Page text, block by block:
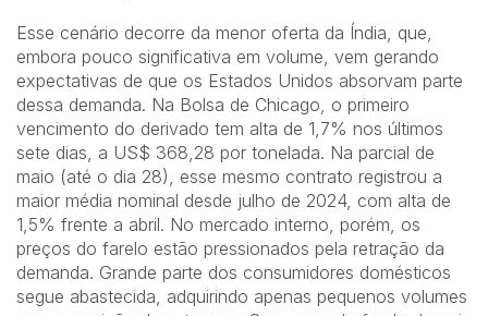
Esse cenário decorre da menor oferta da Índia, que,
embora pouco significativa em volume, vem gerando
expectativas de que os Estados Unidos absorvam parte
dessa demanda. Na Bolsa de Chicago, o primeiro
vencimento do derivado tem alta de 1,7% nos últimos
sete dias, a US$ 368,28 por tonelada. Na parcial de
maio (até o dia 28), esse mesmo contrato registrou a
maior média nominal desde julho de 2024, com alta de
1,5% frente a abril. No mercado interno, porém, os
preços do farelo estão pressionados pela retração da
demanda. Grande parte dos consumidores domésticos
segue abastecida, adquirindo apenas pequenos volumes